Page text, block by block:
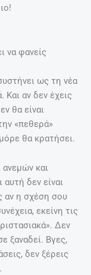
να φανείς
ως τη νέα
αν δεν έχεις
θα είναι
«πεθερά»
θα κρατήσει.
και
δεν είναι
αν η σχέση σου
εκείνη τις
Δεν
ξαναδεί. Βγες,
δεν ξέρεις